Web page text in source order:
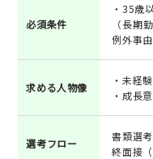
必須条件
・35歳
（長期
例外事由
求める人物像
・未経
・成長
選考フロー
書類選
終面接